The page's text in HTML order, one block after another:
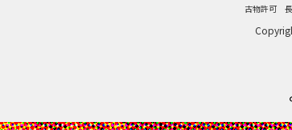
古物許可